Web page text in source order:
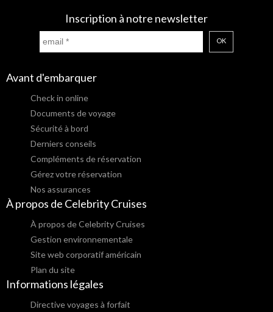
Inscription à notre newsletter
OK
Avant d'embarquer
Check in online
Documents de voyage
Sécurité à bord
Derniers conseils
Compléments de réservation
Gérez votre réservation
Nos assurances
À propos de Celebrity Cruises
À propos de Celebrity Cruises
Gestion environnementale
Site web corporatif américain
Plan du site
Informations légales
Directive voyages à forfait